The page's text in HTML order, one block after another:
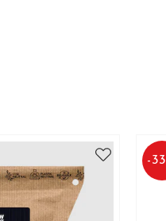
-33